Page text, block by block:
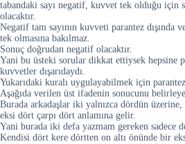
tabandaki sayı negatif, kuvvet tek olduğu için
olacaktır.
Negatif tam sayının kuvveti parantez
tek olmasına bakılmaz.
Sonuç doğrudan negatif olacaktır.
Yani bu üsteki sorular dikkat ettiysek hepsine
kuvvetler dışarıdaydı.
Yukarıdaki kuralı uygulayabilmek için
Aşağıda verilen üst ifadenin sonucunu
Burada arkadaşlar iki yalnızca dördün
eksi dört çarpı dört anlamına gelir.
Yani burada iki defa yazmam gereken sadece
Kendisi dört kere dörtten on altı önünde bir